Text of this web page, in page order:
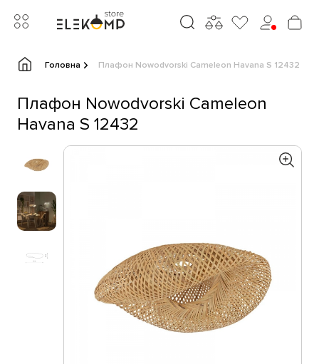
Головна Плафон Nowodvorski Cameleon Havana S 12432
Плафон Nowodvorski Cameleon
Havana S 12432